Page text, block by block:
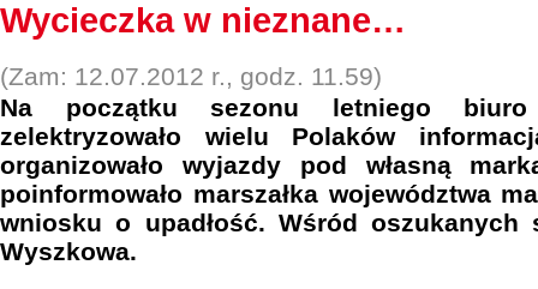
Wycieczka w nieznane…
(Zam: 12.07.2012 r., godz. 11.59)
Na początku sezonu letniego
zelektryzowało wielu Polaków
organizowało wyjazdy pod własną
poinformowało marszałka województwa
wniosku o upadłość. Wśród oszukanych
Wyszkowa.